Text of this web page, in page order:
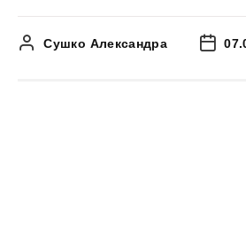
Сушко Александра